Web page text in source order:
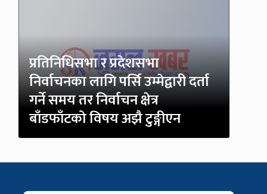
प्रतिनिधिसभा र प्रदेशसभा
निर्वाचनका लागि पर्सि उम्मेद्वारी दर्ता
गर्ने समय तर निर्वाचन क्षेत्र
बाँडफाँटको विषय अझै टुङ्गीएन